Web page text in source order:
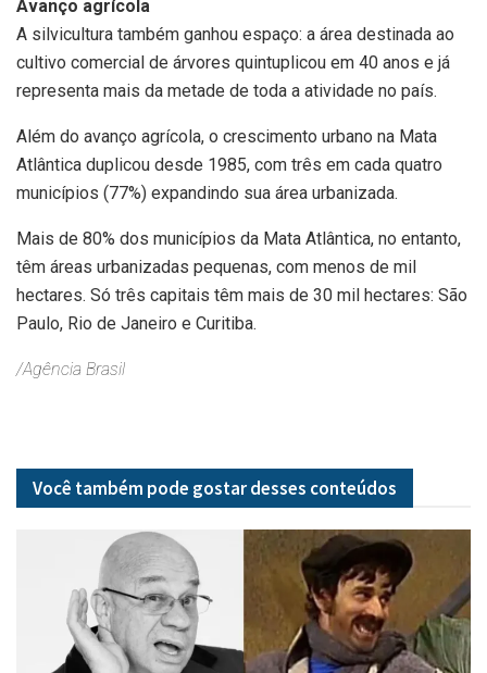
Avanço agrícola
A silvicultura também ganhou espaço: a área destinada ao
cultivo comercial de árvores quintuplicou em 40 anos e já
representa mais da metade de toda a atividade no país.
Além do avanço agrícola, o crescimento urbano na Mata
Atlântica duplicou desde 1985, com três em cada quatro
municípios (77%) expandindo sua área urbanizada.
Mais de 80% dos municípios da Mata Atlântica, no entanto,
têm áreas urbanizadas pequenas, com menos de mil
hectares. Só três capitais têm mais de 30 mil hectares: São
Paulo, Rio de Janeiro e Curitiba.
/Agência Brasil
Você também pode gostar desses conteúdos